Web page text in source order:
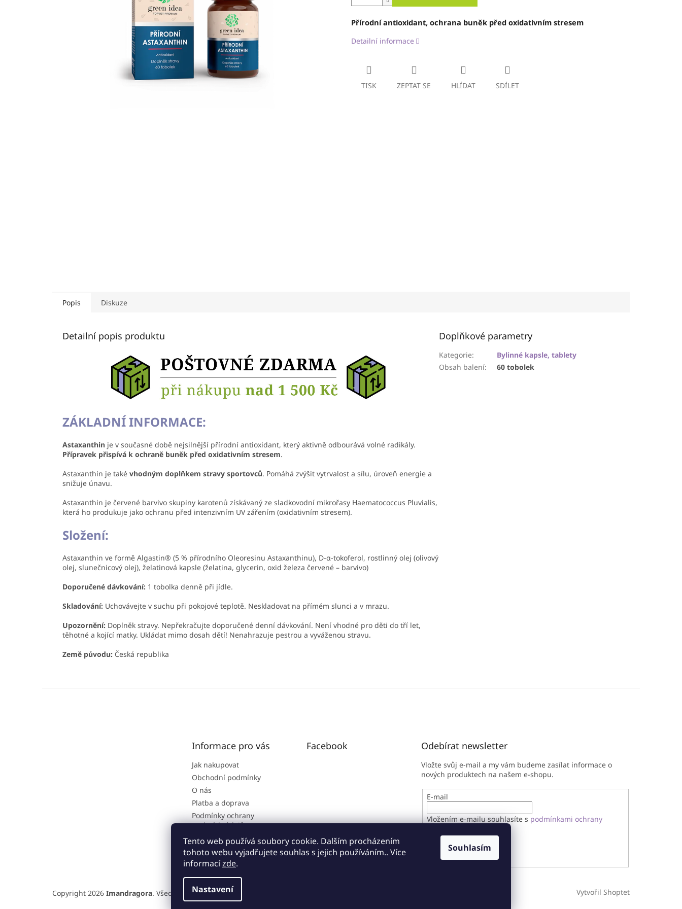
Tento web používá soubory cookie. Dalším procházením
tohoto webu vyjadřujete souhlas s jejich používáním.. Více
informacízde.
Nastavení
Souhlasím
Přírodní antioxidant, ochrana buněk před oxidativním stresem
Detailní informace
TISK ZEPTAT SE HLÍDAT SDÍLET
Popis Diskuze
Detailní popis produktu
ZÁKLADNÍ INFORMACE:
Astaxanthin je v současné době nejsilnější přírodní antioxidant, který aktivně odbourává volné radikály.
Přípravek přispívá k ochraně buněk před oxidativním stresem.
Astaxanthin je také vhodným doplňkem stravy sportovců. Pomáhá zvýšit vytrvalost a sílu, úroveň energie a
snižuje únavu.
Astaxanthin je červené barvivo skupiny karotenů získávaný ze sladkovodní mikrořasy Haematococcus Pluvialis,
která ho produkuje jako ochranu před intenzivním UV zářením (oxidativním stresem).
Složení:
Astaxanthin ve formě Algastin® (5 % přírodního Oleoresinu Astaxanthinu), D-α-tokoferol, rostlinný olej (olivový
olej, slunečnicový olej), želatinová kapsle (želatina, glycerin, oxid železa červené – barvivo)
Doporučené dávkování: 1 tobolka denně při jídle.
Skladování: Uchovávejte v suchu při pokojové teplotě. Neskladovat na přímém slunci a v mrazu.
Upozornění: Doplněk stravy. Nepřekračujte doporučené denní dávkování. Není vhodné pro děti do tří let,
těhotné a kojící matky. Ukládat mimo dosah dětí! Nenahrazuje pestrou a vyváženou stravu.
Země původu: Česká republika
Doplňkové parametry
Kategorie:
Bylinné kapsle, tablety
Obsah balení: 60 tobolek
Informace pro vás
Jak nakupovat
Obchodní podmínky
O nás
Platba a doprava
Podmínky ochrany
osobních údajů
Reklamační řád
Facebook Odebírat newsletter
Vložte svůj e-mail a my vám budeme zasílat informace o
nových produktech na našem e-shopu.
E-mail
Vložením e-mailu souhlasíte s podmínkami ochrany
PŘIHLÁSIT SE
Vytvořil Shoptet
Copyright 2026 Imandragora. Všechna práva vyhrazena.